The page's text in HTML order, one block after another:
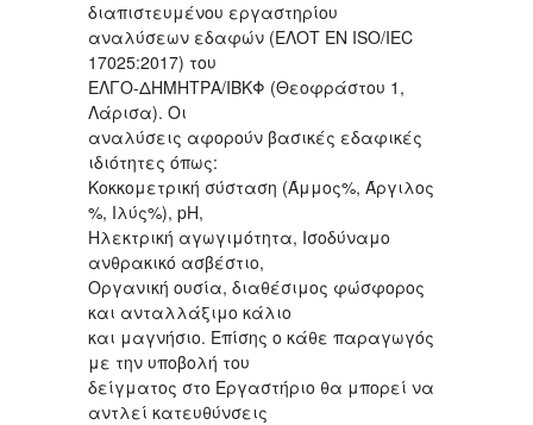
διαπιστευμένου εργαστηρίου
αναλύσεων εδαφών (ΕΛΟΤ ΕΝ ISO/IEC
17025:2017) του
ΕΛΓΟ-ΔΗΜΗΤΡΑ/ΙΒΚΦ (Θεοφράστου 1,
Λάρισα). Οι
αναλύσεις αφορούν βασικές εδαφικές
ιδιότητες όπως:
Κοκκομετρική σύσταση (Άμμος%, Άργιλος
%, Ιλύς%), pH,
Ηλεκτρική αγωγιμότητα, Ισοδύναμο
ανθρακικό ασβέστιο,
Οργανική ουσία, διαθέσιμος φώσφορος
και ανταλλάξιμο κάλιο
και μαγνήσιο. Επίσης ο κάθε παραγωγός
με την υποβολή του
δείγματος στο Εργαστήριο θα μπορεί να
αντλεί κατευθύνσεις